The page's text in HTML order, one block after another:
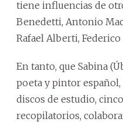
tiene influencias de
Benedetti, Antonio
Rafael Alberti, Federico
En tanto, que Sabina
poeta y pintor
discos de estudio,
recopilatorios,